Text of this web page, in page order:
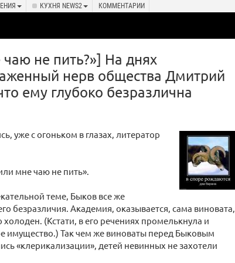
КУХНЯ NEWS2 КОММЕНТАРИИ
не пить?»] На днях
нерв общества Дмитрий
ему глубоко безразлична
уже с огоньком в глазах, литератор
мне чаю не пить».
теме, Быков все же
безразличия. Академия, оказывается, сама виновата,
(Кстати, в его речениях промелькнула и
имущество.) Так чем же виноваты перед Быковым
«клерикализации», детей невинных не захотели